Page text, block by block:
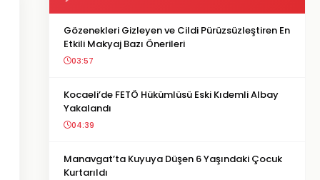
Gözenekleri Gizleyen ve Cildi Pürüzsüzleştiren En
Etkili Makyaj Bazı Önerileri
03:57
Kocaeli’de FETÖ Hükümlüsü Eski Kıdemli Albay
Yakalandı
04:39
Manavgat’ta Kuyuya Düşen 6 Yaşındaki Çocuk
Kurtarıldı